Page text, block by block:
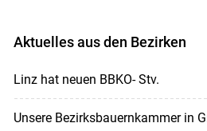
Aktuelles aus den Bezirken
Linz hat neuen BBKO- Stv.
Unsere Bezirksbauernkammer in